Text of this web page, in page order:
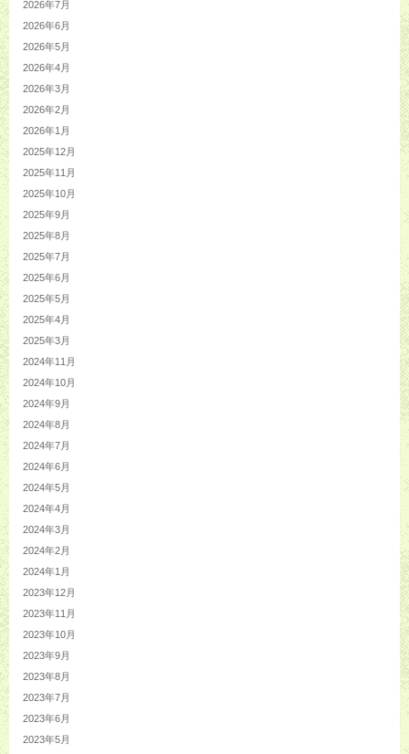
2026年7月
2026年6月
2026年5月
2026年4月
2026年3月
2026年2月
2026年1月
2025年12月
2025年11月
2025年10月
2025年9月
2025年8月
2025年7月
2025年6月
2025年5月
2025年4月
2025年3月
2024年11月
2024年10月
2024年9月
2024年8月
2024年7月
2024年6月
2024年5月
2024年4月
2024年3月
2024年2月
2024年1月
2023年12月
2023年11月
2023年10月
2023年9月
2023年8月
2023年7月
2023年6月
2023年5月